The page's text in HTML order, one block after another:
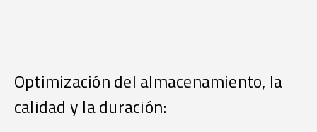
Optimización del almacenamiento, la
calidad y la duración: